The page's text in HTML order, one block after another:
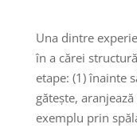
Una dintre
în a cărei
etape: (1) înainte
gătește,
exemplu prin